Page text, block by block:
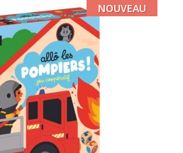
NOUVEAU